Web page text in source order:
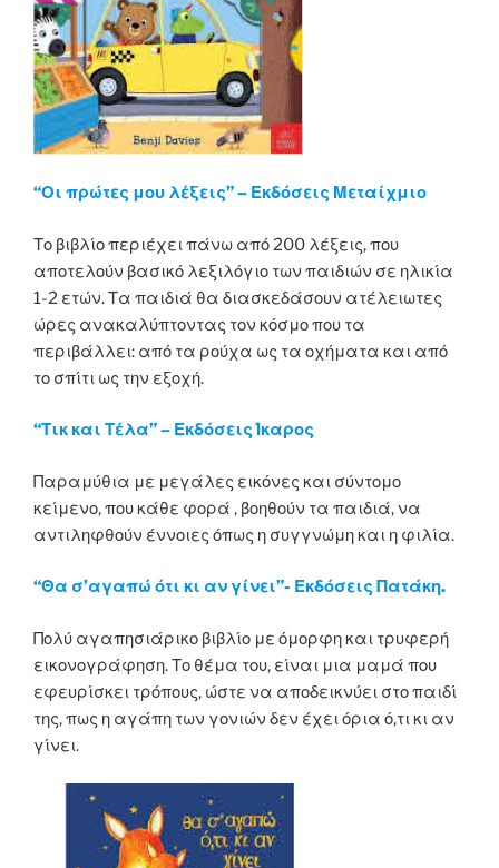
“Οι πρώτες μου λέξεις” – Εκδόσεις Μεταίχμιο
Το βιβλίο περιέχει πάνω από 200 λέξεις, που
αποτελούν βασικό λεξιλόγιο των παιδιών σε ηλικία
1-2 ετών. Τα παιδιά θα διασκεδάσουν ατέλειωτες
ώρες ανακαλύπτοντας τον κόσμο που τα
περιβάλλει: από τα ρούχα ως τα οχήματα και από
το σπίτι ως την εξοχή.
“Τικ και Τέλα” – Εκδόσεις Ίκαρος
Παραμύθια με μεγάλες εικόνες και σύντομο
κείμενο, που κάθε φορά , βοηθούν τα παιδιά, να
αντιληφθούν έννοιες όπως η συγγνώμη και η φιλία.
“Θα σ’αγαπώ ότι κι αν γίνει”- Εκδόσεις Πατάκη.
Πολύ αγαπησιάρικο βιβλίο με όμορφη και τρυφερή
εικονογράφηση. Το θέμα του, είναι μια μαμά που
εφευρίσκει τρόπους, ώστε να αποδεικνύει στο παιδί
της, πως η αγάπη των γονιών δεν έχει όρια ό,τι κι αν
γίνει.